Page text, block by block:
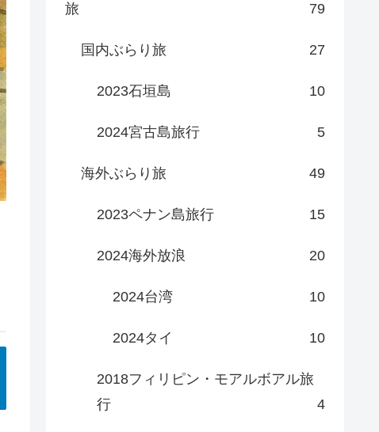
旅 79
国内ぶらり旅 27
2023石垣島 10
2024宮古島旅行 5
海外ぶらり旅 49
2023ペナン島旅行 15
2024海外放浪 20
2024台湾 10
2024タイ 10
2018フィリピン・モアルボアル旅
行
4